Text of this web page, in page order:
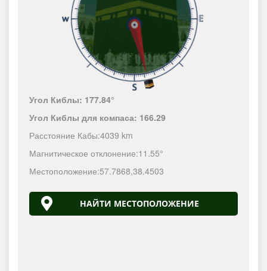
Угол Киблы: 177.84°
Угол Киблы для компаса: 166.29
Расстояние Кабы:4039 km
Магнитическое отклонение:11.55°
Местоположение:57.7868,38.4503
НАЙТИ МЕСТОПОЛОЖЕНИЕ